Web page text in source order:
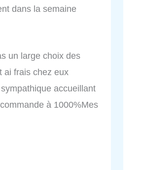
dans la semaine
un large choix des
ai frais chez eux
accueillant
à 1000%Mes